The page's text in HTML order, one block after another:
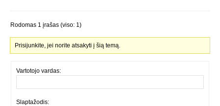
Rodomas 1 įrašas (viso: 1)
Prisijunkite, jei norite atsakyti į šią temą.
Vartotojo vardas:
Slaptažodis: